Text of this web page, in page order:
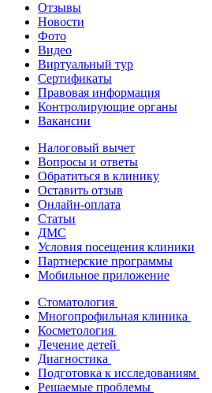
Отзывы
Новости
Фото
Видео
Виртуальный тур
Сертификаты
Правовая информация
Контролирующие органы
Вакансии
Налоговый вычет
Вопросы и ответы
Обратиться в клинику
Оставить отзыв
Онлайн-оплата
Статьи
ДМС
Условия посещения клиники
Партнерские программы
Мобильное приложение
Стоматология
Многопрофильная клиника
Косметология
Лечение детей
Диагностика
Подготовка к исследованиям
Решаемые проблемы